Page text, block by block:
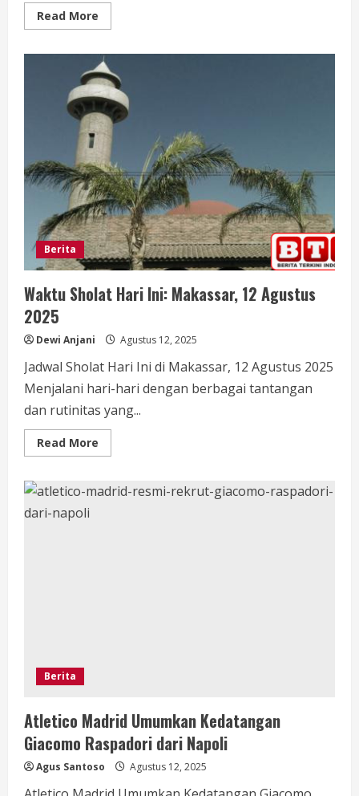
Read More
more
Rumah
di
Berastagi
Hancur
Akibat
Angin
Puting
Beliung
Berita
Waktu Sholat Hari Ini: Makassar, 12 Agustus
2025
Dewi Anjani Agustus 12, 2025
Jadwal Sholat Hari Ini di Makassar, 12 Agustus 2025
Menjalani hari-hari dengan berbagai tantangan
dan rutinitas yang...
Read More
more
Sholat
Hari
Berita
Atletico Madrid Umumkan Kedatangan
Giacomo Raspadori dari Napoli
Agus Santoso Agustus 12, 2025